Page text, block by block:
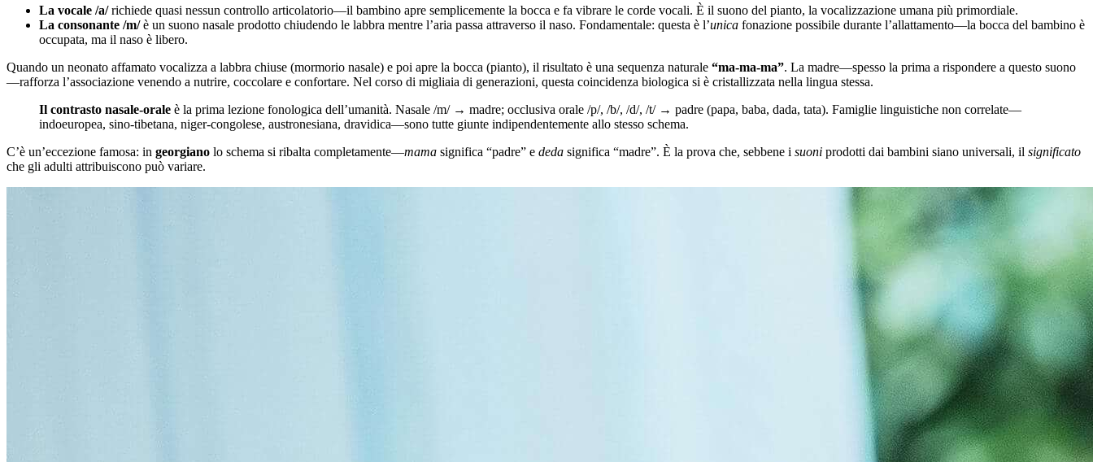
La vocale /a/richiede quasi nessun controllo articolatorio—il bambino apre semplicemente la bocca e fa vibrare le corde vocali. È il suono del pianto, la vocalizzazione umana più primordiale.
La consonante /m/è un suono nasale prodotto chiudendo le labbra mentre l’aria passa attraverso il naso. Fondamentale: questa è l’unica fonazione possibile durante l’allattamento—la bocca del bambino è
occupata, ma il naso è libero.
Quando un neonato affamato vocalizza a labbra chiuse (mormorio nasale) e poi apre la bocca (pianto), il risultato è una sequenza naturale “ma-ma-ma”. La madre—spesso la prima a rispondere a questo suono
—rafforza l’associazione venendo a nutrire, coccolare e confortare. Nel corso di migliaia di generazioni, questa coincidenza biologica si è cristallizzata nella lingua stessa.
Il contrasto nasale-orale è la prima lezione fonologica dell’umanità. Nasale /m/ → madre; occlusiva orale /p/, /b/, /d/, /t/ → padre (papa, baba, dada, tata). Famiglie linguistiche non correlate—
indoeuropea, sino-tibetana, niger-congolese, austronesiana, dravidica—sono tutte giunte indipendentemente allo stesso schema.
C’è un’eccezione famosa: in georgiano lo schema si ribalta completamente—mama significa “padre” e deda significa “madre”. È la prova che, sebbene i suoni prodotti dai bambini siano universali, il significato
che gli adulti attribuiscono può variare.